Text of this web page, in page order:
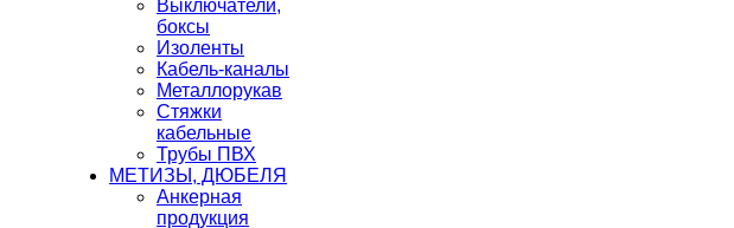
Выключатели,
боксы
Изоленты
Кабель-каналы
Металлорукав
Стяжки
кабельные
Трубы ПВХ
МЕТИЗЫ, ДЮБЕЛЯ
Анкерная
продукция